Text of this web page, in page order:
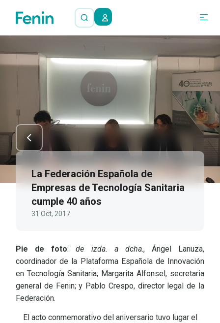
La Federación Española de
Empresas de Tecnología Sanitaria
cumple 40 años
31 Oct, 2017
Pie de foto:de izda. a dcha., Ángel Lanuza,
coordinador de la Plataforma Española de Innovación
en Tecnología Sanitaria; Margarita Alfonsel, secretaria
general de Fenin; y Pablo Crespo, director legal de la
Federación.
El acto conmemorativo del aniversario tuvo lugar el